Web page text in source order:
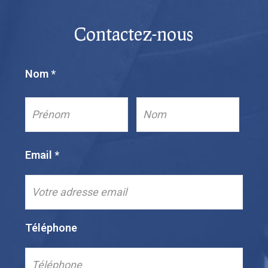
Contactez-nous
Nom*
Email *
Téléphone